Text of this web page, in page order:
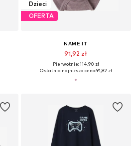
Dzieci
OFERTA
NAME IT
91,92 zł
Pierwotnie: 114,90 zł
Ostatnia najniższa cena:91,92 zł